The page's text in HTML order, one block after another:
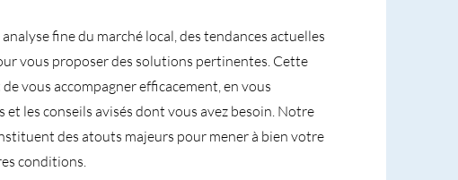
fine du marché local, des tendances actuelles
vous proposer des solutions pertinentes. Cette
vous accompagner efficacement, en vous
les conseils avisés dont vous avez besoin. Notre
des atouts majeurs pour mener à bien votre
conditions.